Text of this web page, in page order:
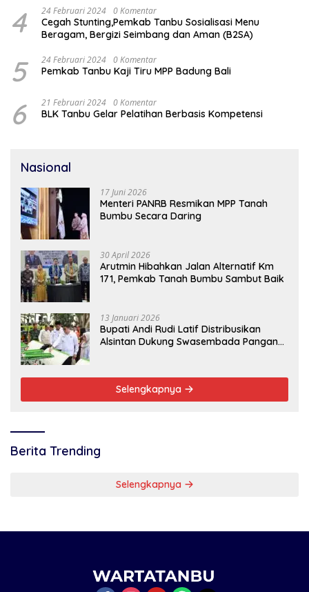
4 24 Februari 2024 0 Komentar
Cegah Stunting,Pemkab Tanbu Sosialisasi Menu
Beragam, Bergizi Seimbang dan Aman (B2SA)
5 24 Februari 2024 0 Komentar
Pemkab Tanbu Kaji Tiru MPP Badung Bali
6 21 Februari 2024 0 Komentar
BLK Tanbu Gelar Pelatihan Berbasis Kompetensi
Nasional
17 Juni 2026
Menteri PANRB Resmikan MPP Tanah
Bumbu Secara Daring
30 April 2026
Arutmin Hibahkan Jalan Alternatif Km
171, Pemkab Tanah Bumbu Sambut Baik
13 Januari 2026
Bupati Andi Rudi Latif Distribusikan
Alsintan Dukung Swasembada Pangan
Selengkapnya
Berita Trending
Selengkapnya